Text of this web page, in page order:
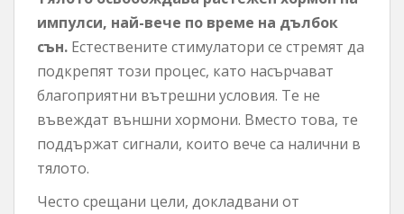
импулси, най-вече по време на дълбок
сън. Естествените стимулатори се стремят да
подкрепят този процес, като насърчават
благоприятни вътрешни условия. Те не
въвеждат външни хормони. Вместо това, те
поддържат сигнали, които вече са налични в
тялото.
Често срещани цели, докладвани от